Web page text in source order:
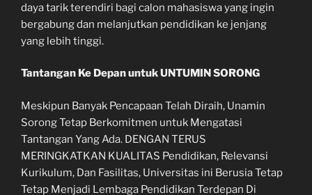
daya tarik terendiri bagi calon mahasiswa yang ingin
bergabung dan melanjutkan pendidikan ke jenjang
yang lebih tinggi.
Tantangan Ke Depan untuk UNTUMIN SORONG
Meskipun Banyak Pencapaan Telah Diraih, Unamin
Sorong Tetap Berkomitmen untuk Mengatasi
Tantangan Yang Ada. DENGAN TERUS
MERINGKATKAN KUALITAS Pendidikan, Relevansi
Kurikulum, Dan Fasilitas, Universitas ini Berusia Tetap
Tetap Menjadi Lembaga Pendidikan Terdepan Di